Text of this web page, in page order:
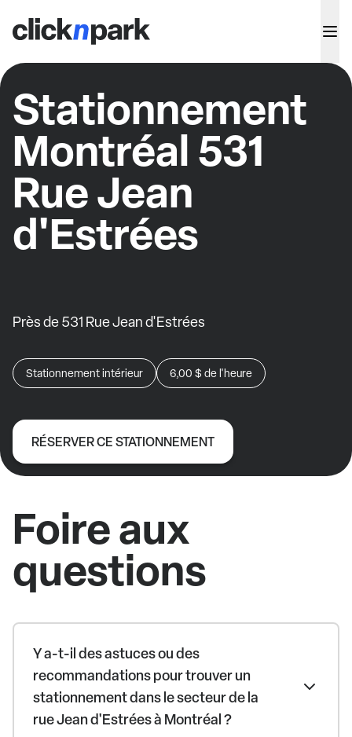
Stationnement
Montréal 531
Rue Jean
d'Estrées
Près de 531 Rue Jean d'Estrées
Stationnement intérieur 6,00 $ de l'heure
RÉSERVER CE STATIONNEMENT
Foire aux
questions
Y a-t-il des astuces ou des
recommandations pour trouver un
stationnement dans le secteur de la
rue Jean d'Estrées à Montréal ?